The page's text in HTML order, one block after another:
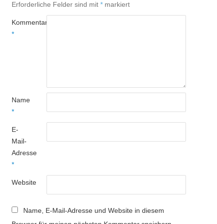
Erforderliche Felder sind mit * markiert
Kommentar
*
Name
*
E-
Mail-
Adresse
*
Website
Name, E-Mail-Adresse und Website in diesem